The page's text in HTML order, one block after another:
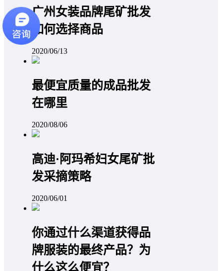
广州女装品牌尾矿批发
如何选择商品
2020/06/13
最便宜质量的成品批发
在哪里
2020/08/06
高迪·阿玛希妇女尾矿批
发采摘策略
2020/06/01
你通过什么渠道获得品
牌服装的最终产品？为
什么这么便宜？